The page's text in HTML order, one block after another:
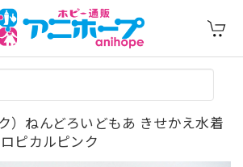
）ねんどろいどもあ きせかえ水着
ピカルピンク